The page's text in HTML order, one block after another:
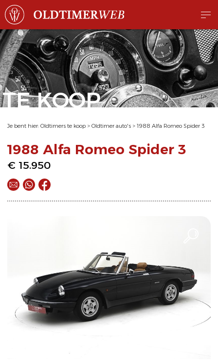
TE KOOP
Je bent hier: Oldtimers te koop > Oldtimer auto's > 1988 Alfa Romeo Spider 3
1988 Alfa Romeo Spider 3
€ 15.950